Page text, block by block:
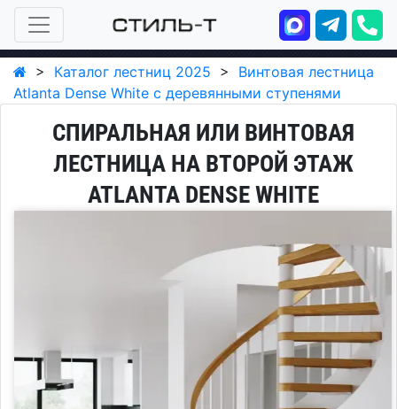
> Каталог лестниц 2025 >
Винтовая лестница
Atlanta Dense White с деревянными ступенями
СПИРАЛЬНАЯ ИЛИ ВИНТОВАЯ
ЛЕСТНИЦА НА ВТОРОЙ ЭТАЖ
ATLANTA DENSE WHITE